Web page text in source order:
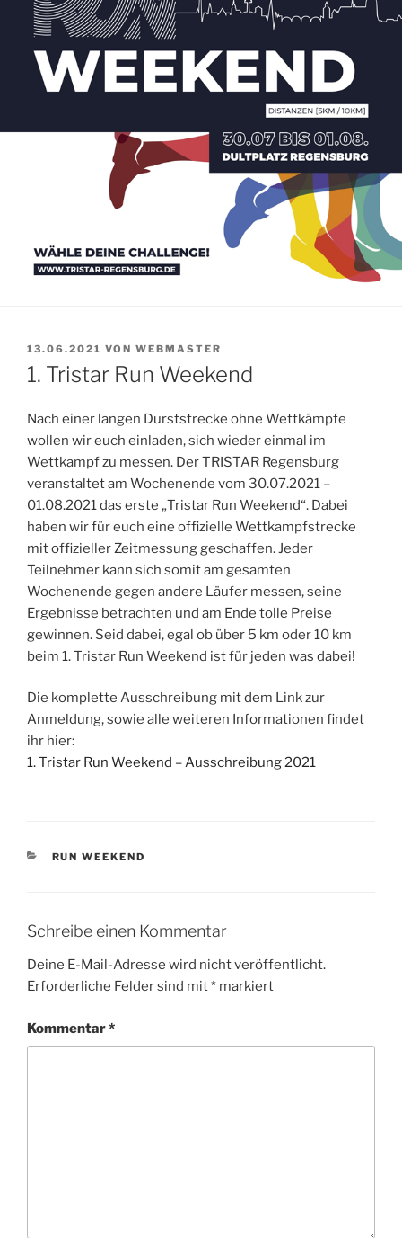
VERÖFFENTLICHT
AM
13.06.2021 VON WEBMASTER
1. Tristar Run Weekend
Nach einer langen Durststrecke ohne Wettkämpfe
wollen wir euch einladen, sich wieder einmal im
Wettkampf zu messen. Der TRISTAR Regensburg
veranstaltet am Wochenende vom 30.07.2021 –
01.08.2021 das erste „Tristar Run Weekend“. Dabei
haben wir für euch eine offizielle Wettkampfstrecke
mit offizieller Zeitmessung geschaffen. Jeder
Teilnehmer kann sich somit am gesamten
Wochenende gegen andere Läufer messen, seine
Ergebnisse betrachten und am Ende tolle Preise
gewinnen. Seid dabei, egal ob über 5 km oder 10 km
beim 1. Tristar Run Weekend ist für jeden was dabei!
Die komplette Ausschreibung mit dem Link zur
Anmeldung, sowie alle weiteren Informationen findet
ihr hier:
1. Tristar Run Weekend – Ausschreibung 2021
KATEGORIEN
RUN WEEKEND
Schreibe einen Kommentar
Deine E-Mail-Adresse wird nicht veröffentlicht.
Erforderliche Felder sind mit* markiert
Kommentar*